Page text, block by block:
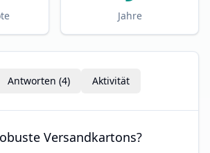
Jahre
Antworten (4) Aktivität
Versandkartons?